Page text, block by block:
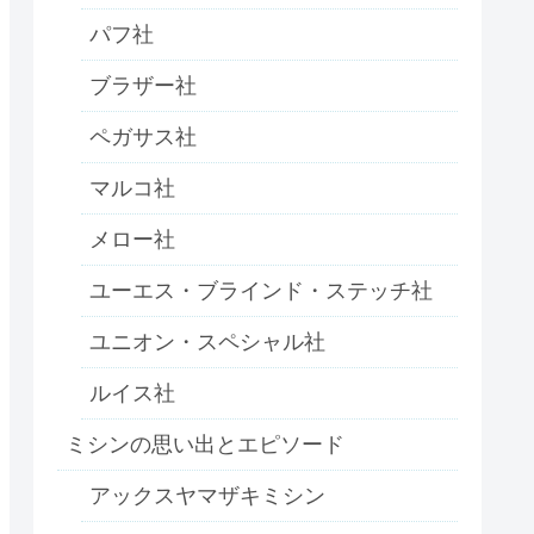
パフ社
ブラザー社
ペガサス社
マルコ社
メロー社
ユーエス・ブラインド・ステッチ社
ユニオン・スペシャル社
ルイス社
ミシンの思い出とエピソード
アックスヤマザキミシン